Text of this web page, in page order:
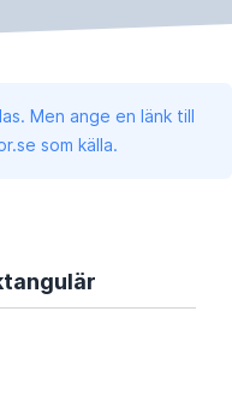
Men ange en länk till
som källa.